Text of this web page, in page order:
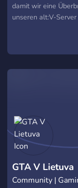
damit wir eine
unseren alt:V-
Server übertragen,
GTA V Lietuva
Community |